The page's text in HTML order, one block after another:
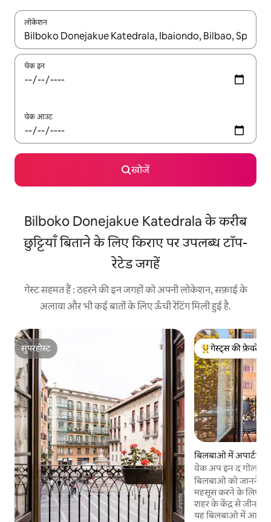
लोकेशन
नतीजों के उपलब्ध होने पर, अप और डाउन 'ऐरो की' का इस्तेमाल करके नेविगेट
चेक इन
चेक आउट
खोजें
Bilboko Donejakue Katedrala के करीब
छुट्टियाँ बिताने के लिए किराए पर उपलब्ध टॉप-
रेटेड जगहें
गेस्ट सहमत हैं : ठहरने की इन जगहों को अपनी लोकेशन, सफ़ाई के
अलावा और भी कई बातों के लिए ऊँची रेटिंग मिली हुई है.
सुपरहोस्ट
सुपरहोस्ट
गेस्ट्स का टॉप फ़ेवरेट
गेस्ट्स की फ़ेवरेट
बिलबाओ में अपार्टमेंट
वेक अप इन द गोल्डन
बिलबाओ को जानने
महसूस करने के लिए
शहर के केंद्र से जीना।
यह बिलबाओ में